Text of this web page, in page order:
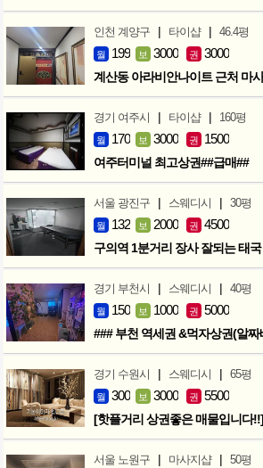
인천 계양구 | 타이샵 | 46.4평
월 199 보 3000 권 3000
계산동 아라비안나이트 근처 마
경기 여주시 | 타이샵 | 160평
월 170 보 3000 권 1500
여주터미널 최고상권##급매##
서울 광진구 | 스웨디시 | 30평
월 132 보 2000 권 4500
구의역 1분거리 장사 잘되는 태
경기 부천시 | 스웨디시 | 40평
월 150 보 1000 권 5000
경기 수원시 | 스웨디시 | 65평
월 300 보 3000 권 5500
[핫플거리 상권좋은 매물입니다!!]
서울 노원구 | 마사지샵 | 50평